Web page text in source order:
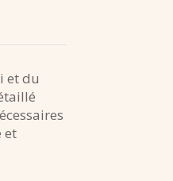
et du
et